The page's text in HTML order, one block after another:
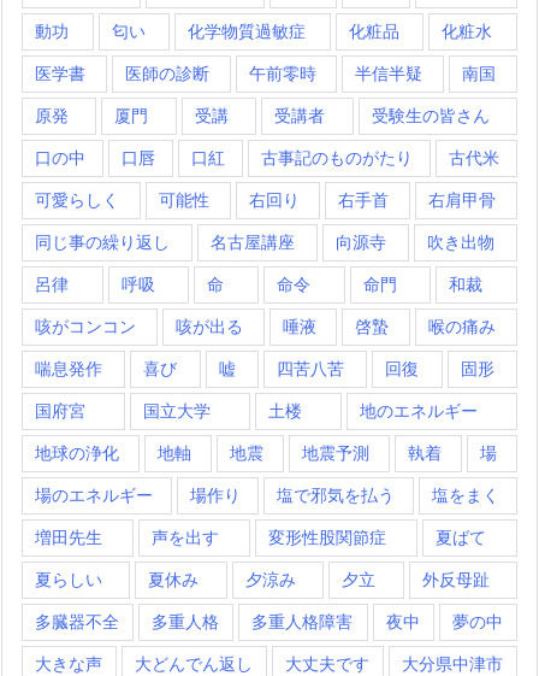
動功 匂い 化学物質過敏症 化粧品 化粧水
医学書 医師の診断 午前零時 半信半疑 南国
原発 厦門 受講 受講者 受験生の皆さん
口の中 口唇 口紅 古事記のものがたり 古代米
可愛らしく 可能性 右回り 右手首 右肩甲骨
同じ事の繰り返し 名古屋講座 向源寺 吹き出物
呂律 呼吸 命 命令 命門 和裁
咳がコンコン 咳が出る 唾液 啓蟄 喉の痛み
喘息発作 喜び 嘘 四苦八苦 回復 固形
国府宮 国立大学 土楼 地のエネルギー
地球の浄化 地軸 地震 地震予測 執着 場
場のエネルギー 場作り 塩で邪気を払う 塩をまく
増田先生 声を出す 変形性股関節症 夏ばて
夏らしい 夏休み 夕涼み 夕立 外反母趾
多臓器不全 多重人格 多重人格障害 夜中 夢の中
大きな声 大どんでん返し 大丈夫です 大分県中津市